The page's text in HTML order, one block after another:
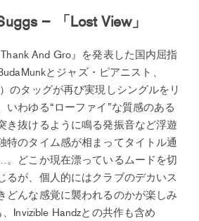
– 「Lost View」
And Gro』を発表した国内屈指
とジャズ・ピアニスト、
のタッグが再び実現しシングルをリ
いわゆる“ローファイ”な質感のある
き抜けるように鳴る発振音など浮遊
特のタイム感が相まってタイトル通
どこか現在漂っているムードを切
るが、個人的にはクラブのデカいス
どんな感覚に襲われるのかが楽しみ
Invizible Handzとの共作も含め